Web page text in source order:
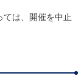
は、開催を中止